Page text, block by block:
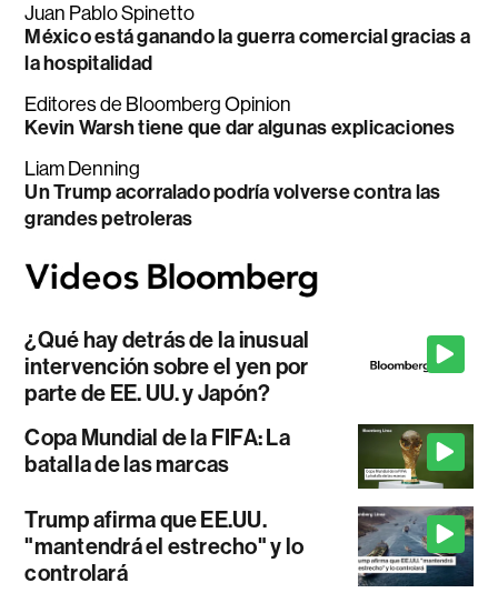
Juan Pablo Spinetto
México está ganando la guerra comercial gracias a
la hospitalidad
Editores de Bloomberg Opinion
Kevin Warsh tiene que dar algunas explicaciones
Liam Denning
Un Trump acorralado podría volverse contra las
grandes petroleras
¿Qué hay detrás de la inusual
intervención sobre el yen por
parte de EE. UU. y Japón?
Copa Mundial de la FIFA: La
batalla de las marcas
Trump afirma que EE.UU.
"mantendrá el estrecho" y lo
controlará